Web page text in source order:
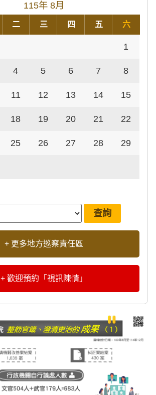
115年 8月
二 三 四 五 六
1
4 5 6 7 8
11 12 13 14 15
18 19 20 21 22
25 26 27 28 29
+ 更多地方巡察責任區
+ 歡迎預約「視訊陳情」